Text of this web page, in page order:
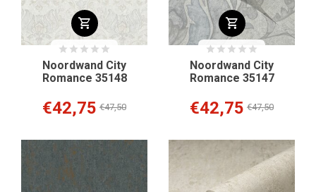
Noordwand City
Romance 35148
€42,75 €47,50
Noordwand City
Romance 35147
€42,75 €47,50